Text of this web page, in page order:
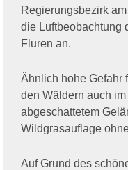
Regierungsbezirk
die Luftbeobachtung
Fluren an.
Ähnlich hohe Gefahr
den Wäldern auch
abgeschattetem
Wildgrasauflage
Auf Grund des